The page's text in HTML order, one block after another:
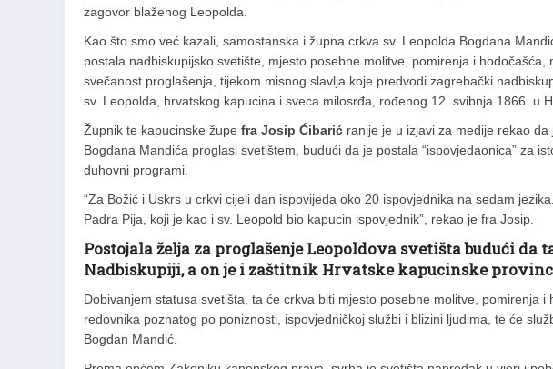
zagovor blaženog Leopolda.
Kao što smo već kazali, samostanska i župna crkva sv. Leopolda Bogdana
postala nadbiskupijsko svetište, mjesto posebne molitve, pomirenja i
svečanost proglašenja, tijekom misnog slavlja koje predvodi zagrebački
sv. Leopolda, hrvatskog kapucina i sveca milosrđa, rođenog 12. svibnja 1866. u
Župnik te kapucinske župe fra Josip Ćibarić ranije je u izjavi za medije rekao
Bogdana Mandića proglasi svetištem, budući da je postala “ispovjedaonica” za
duhovni programi.
“Za Božić i Uskrs u crkvi cijeli dan ispovijeda oko 20 ispovjednika na sedam
Padra Pija, koji je kao i sv. Leopold bio kapucin ispovjednik”, rekao je fra Josip.
Postojala želja za proglašenje Leopoldova svetišta budući da
Nadbiskupiji, a on je i zaštitnik Hrvatske kapucinske
Dobivanjem statusa svetišta, ta će crkva biti mjesto posebne molitve, pomirenja
redovnika poznatog po poniznosti, ispovjedničkoj službi i blizini ljudima, te će
Bogdan Mandić.